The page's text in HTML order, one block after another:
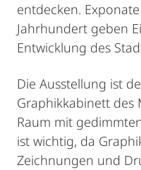
entdecken.
Jahrhundert geben
Entwicklung des
Die Ausstellung ist
Graphikkabinett des
Raum mit
ist wichtig, da
Zeichnungen und